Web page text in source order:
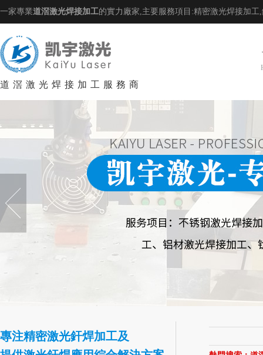
一家專業道滘激光焊接加工的實力廠家,主要服務項目:精密激光焊接加
道滘激光焊接加工服務商
專注精密激光釬焊加工及